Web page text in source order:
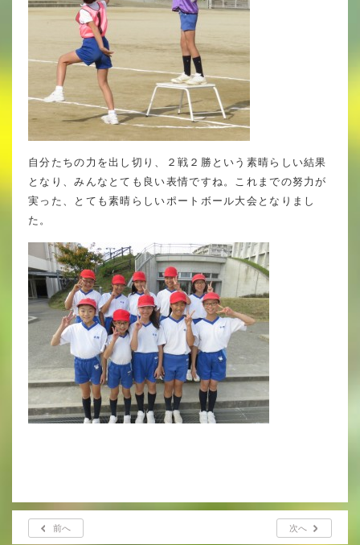
自分たちの力を出し切り、２戦２勝という素晴らしい結果
となり、みんなとても良い表情ですね。これまでの努力が
実った、とても素晴らしいポートボール大会となりまし
た。
前へ 次へ